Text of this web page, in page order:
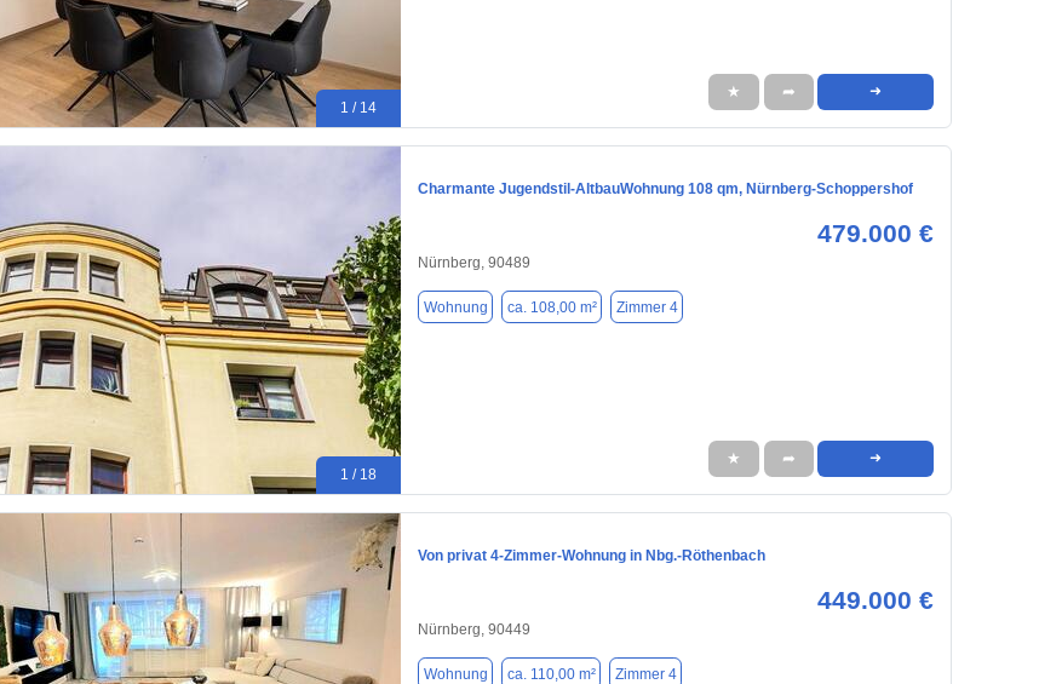
1 / 14
★ ➦ ➜
1 / 18
Charmante Jugendstil-AltbauWohnung 108 qm, Nürnberg-Schoppershof
479.000 €
Nürnberg, 90489
Wohnung ca. 108,00 m² Zimmer 4
★ ➦ ➜
Von privat 4-Zimmer-Wohnung in Nbg.-Röthenbach
449.000 €
Nürnberg, 90449
Wohnung ca. 110,00 m² Zimmer 4